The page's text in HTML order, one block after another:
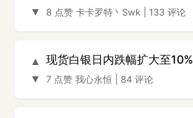
▼
8 点赞 卡卡罗特丶Swk 133 评论
▲
▼
现货白银日内跌幅扩大至10%
7 点赞 我心永恒 84 评论